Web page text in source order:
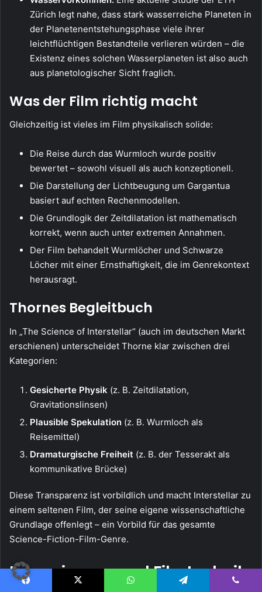
Zürich legt nahe, dass stark wasserreiche Planeten in
der Planetenentstehungsphase viele ihrer
leichtflüchtigen Bestandteile verlieren würden – die
Existenz eines solchen Wasserplaneten ist also auch
aus planetologischer Sicht fraglich.
Was der Film richtig macht
Gleichzeitig ist vieles im Film physikalisch solide:
Die Reise durch das Wurmloch wurde positiv
bewertet – sowohl visuell als auch konzeptionell.
Die Darstellung der Lichtbeugung um Gargantua
basiert auf echten Rechenmodellen.
Die Grundlogik der Zeitdilatation ist mathematisch
korrekt, wenn auch unter extremen Annahmen.
Der Film behandelt Wurmlöcher und Schwarze
Löcher mit einer Ernsthaftigkeit, die im Genrekontext
herausragt.
Thornes Begleitbuch
In „The Science of Interstellar“ (auch im deutschen Markt
erschienen) unterscheidet Thorne klar zwischen drei
Kategorien:
Gesicherte Physik (z. B. Zeitdilatation,
Gravitationslinsen)
Plausible Spekulation (z. B. Wurmloch als
Reisemittel)
Dramaturgische Freiheit (z. B. der Tesserakt als
kommunikative Brücke)
Diese Transparenz ist vorbildlich und macht Interstellar zu
einem seltenen Film, der seine eigene wissenschaftliche
Grundlage offenlegt – ein Vorbild für das gesamte
Science-Fiction-Film-Genre.
Inszenierung und Filmtechnik: